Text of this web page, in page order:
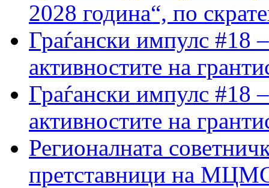
2028 година“, по
Граѓански импулс #18
активностите на
Граѓански импулс #18
активностите на
Регионалната
претставници на МЦМС